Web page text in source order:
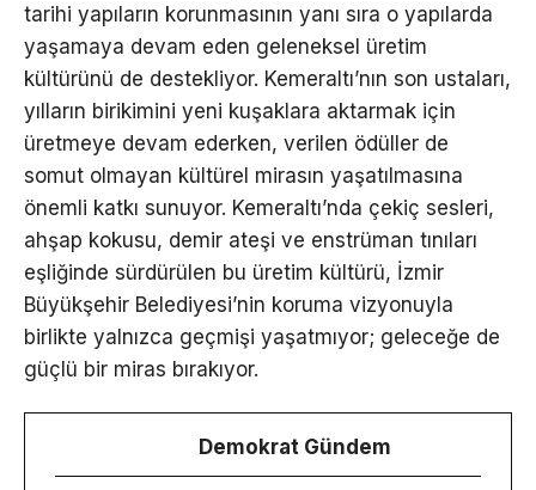
tarihi yapıların korunmasının yanı sıra o yapılarda
yaşamaya devam eden geleneksel üretim
kültürünü de destekliyor. Kemeraltı’nın son ustaları,
yılların birikimini yeni kuşaklara aktarmak için
üretmeye devam ederken, verilen ödüller de
somut olmayan kültürel mirasın yaşatılmasına
önemli katkı sunuyor. Kemeraltı’nda çekiç sesleri,
ahşap kokusu, demir ateşi ve enstrüman tınıları
eşliğinde sürdürülen bu üretim kültürü, İzmir
Büyükşehir Belediyesi’nin koruma vizyonuyla
birlikte yalnızca geçmişi yaşatmıyor; geleceğe de
güçlü bir miras bırakıyor.
Demokrat Gündem